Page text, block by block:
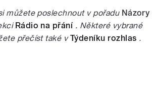
můžete poslechnout v pořadu Názory
Rádio na přání . Některé vybrané
přečíst také vTýdeníku rozhlas .